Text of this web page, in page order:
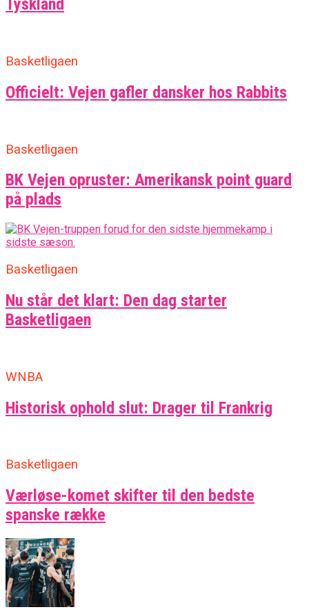
Tyskland
Basketligaen
Officielt: Vejen gafler dansker hos Rabbits
Basketligaen
BK Vejen opruster: Amerikansk point guard
på plads
Basketligaen
Nu står det klart: Den dag starter
Basketligaen
WNBA
Historisk ophold slut: Drager til Frankrig
Basketligaen
Værløse-komet skifter til den bedste
spanske række